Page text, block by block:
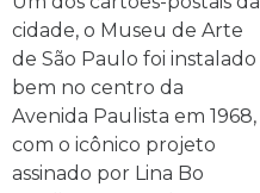
cidade, o Museu de Arte
de São Paulo foi instalado
bem no centro da
Avenida Paulista em 1968,
com o icônico projeto
assinado por Lina Bo